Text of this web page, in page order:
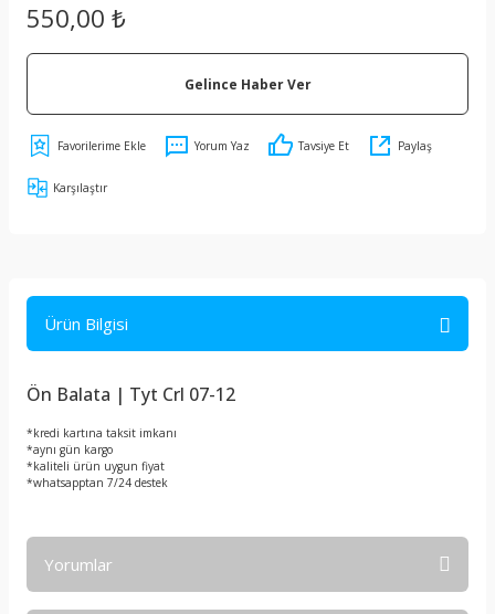
550,00 ₺
Gelince Haber Ver
Yorum Yaz Tavsiye Et Paylaş
Karşılaştır
Ürün Bilgisi
Ön Balata | Tyt Crl 07-12
*kredi kartına taksit imkanı
*aynı gün kargo
*kaliteli ürün uygun fiyat
*whatsapptan 7/24 destek
Yorumlar